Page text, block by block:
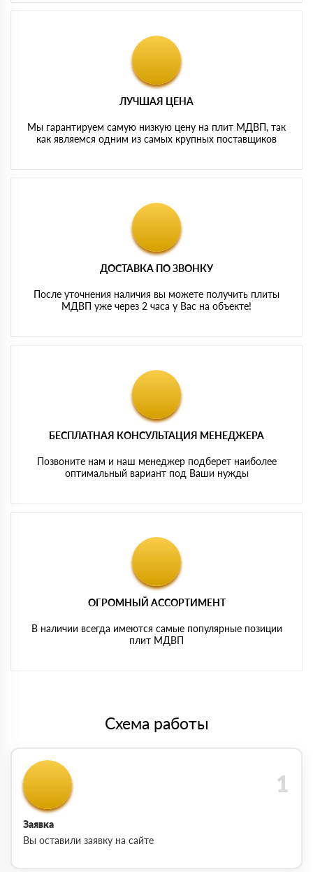
ЛУЧШАЯ ЦЕНА
Мы гарантируем самую низкую цену на плит МДВП, так
как являемся одним из самых крупных поставщиков
ДОСТАВКА ПО ЗВОНКУ
После уточнения наличия вы можете получить плиты
МДВП уже через 2 часа у Вас на объекте!
БЕСПЛАТНАЯ КОНСУЛЬТАЦИЯ МЕНЕДЖЕРА
Позвоните нам и наш менеджер подберет наиболее
оптимальный вариант под Ваши нужды
ОГРОМНЫЙ АССОРТИМЕНТ
В наличии всегда имеются самые популярные позиции
плит МДВП
Схема работы
Заявка
Вы оставили заявку на сайте